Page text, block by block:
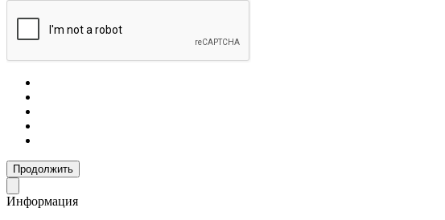
Продолжить
Информация